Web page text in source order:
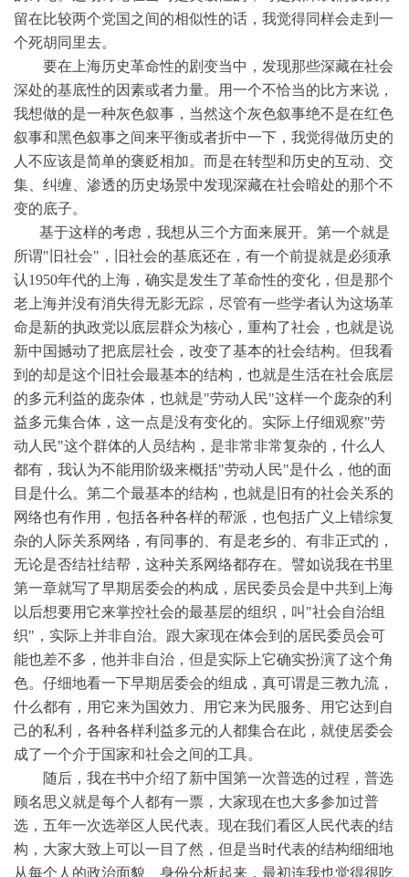
留在比较两个党国之间的相似性的话，我觉得同样会走到一
个死胡同里去。
要在上海历史革命性的剧变当中，发现那些深藏在社会
深处的基底性的因素或者力量。用一个不恰当的比方来说，
我想做的是一种灰色叙事，当然这个灰色叙事绝不是在红色
叙事和黑色叙事之间来平衡或者折中一下，我觉得做历史的
人不应该是简单的褒贬相加。而是在转型和历史的互动、交
集、纠缠、渗透的历史场景中发现深藏在社会暗处的那个不
变的底子。
基于这样的考虑，我想从三个方面来展开。第一个就是
所谓"旧社会"，旧社会的基底还在，有一个前提就是必须承
认1950年代的上海，确实是发生了革命性的变化，但是那个
老上海并没有消失得无影无踪，尽管有一些学者认为这场革
命是新的执政党以底层群众为核心，重构了社会，也就是说
新中国撼动了把底层社会，改变了基本的社会结构。但我看
到的却是这个旧社会最基本的结构，也就是生活在社会底层
的多元利益的庞杂体，也就是"劳动人民"这样一个庞杂的利
益多元集合体，这一点是没有变化的。实际上仔细观察"劳
动人民"这个群体的人员结构，是非常非常复杂的，什么人
都有，我认为不能用阶级来概括"劳动人民"是什么，他的面
目是什么。第二个最基本的结构，也就是旧有的社会关系的
网络也有作用，包括各种各样的帮派，也包括广义上错综复
杂的人际关系网络，有同事的、有是老乡的、有非正式的，
无论是否结社结帮，这种关系网络都存在。譬如说我在书里
第一章就写了早期居委会的构成，居民委员会是中共到上海
以后想要用它来掌控社会的最基层的组织，叫"社会自治组
织"，实际上并非自治。跟大家现在体会到的居民委员会可
能也差不多，他并非自治，但是实际上它确实扮演了这个角
色。仔细地看一下早期居委会的组成，真可谓是三教九流，
什么都有，用它来为国效力、用它来为民服务、用它达到自
己的私利，各种各样利益多元的人都集合在此，就使居委会
成了一个介于国家和社会之间的工具。
随后，我在书中介绍了新中国第一次普选的过程，普选
顾名思义就是每个人都有一票，大家现在也大多参加过普
选，五年一次选举区人民代表。现在我们看区人民代表的结
构，大家大致上可以一目了然，但是当时代表的结构细细地
从每个人的政治面貌、身份分析起来，最初连我也觉得很吃